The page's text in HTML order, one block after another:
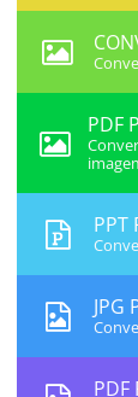
PDF
PPT
JPG
PDF